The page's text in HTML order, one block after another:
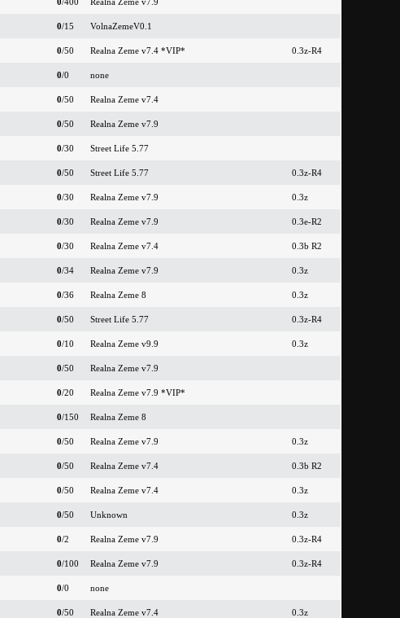
0/15 VolnaZemeV0.1
0/50 Realna Zeme v7.4 *VIP* 0.3z-R4
0/0 none
0/50 Realna Zeme v7.4
0/50 Realna Zeme v7.9
0/30 Street Life 5.77
0/50 Street Life 5.77 0.3z-R4
0/30 Realna Zeme v7.9 0.3z
0/30 Realna Zeme v7.9 0.3e-R2
0/30 Realna Zeme v7.4 0.3b R2
0/34 Realna Zeme v7.9 0.3z
0/36 Realna Zeme 8 0.3z
0/50 Street Life 5.77 0.3z-R4
0/10 Realna Zeme v9.9 0.3z
0/50 Realna Zeme v7.9
0/20 Realna Zeme v7.9 *VIP*
0/150 Realna Zeme 8
0/50 Realna Zeme v7.9 0.3z
0/50 Realna Zeme v7.4 0.3b R2
0/50 Realna Zeme v7.4 0.3z
0/50 Unknown 0.3z
0/2 Realna Zeme v7.9 0.3z-R4
0/100 Realna Zeme v7.9 0.3z-R4
0/0 none
0/50 Realna Zeme v7.4 0.3z